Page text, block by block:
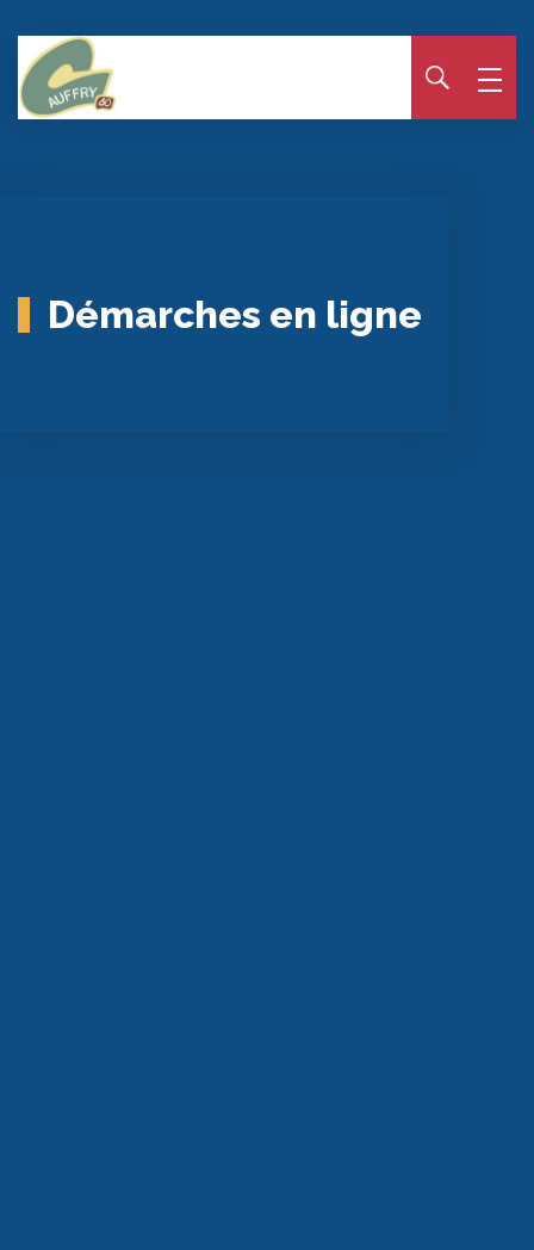
Démarches en ligne